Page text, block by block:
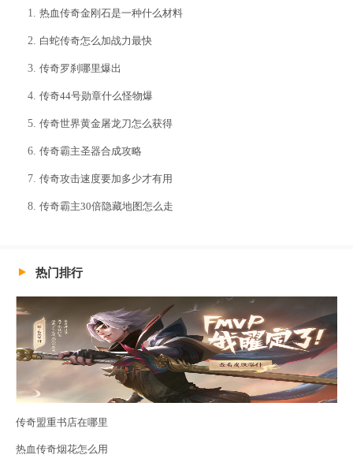
热血传奇金刚石是一种什么材料
白蛇传奇怎么加战力最快
传奇罗刹哪里爆出
传奇44号勋章什么怪物爆
传奇世界黄金屠龙刀怎么获得
传奇霸主圣器合成攻略
传奇攻击速度要加多少才有用
传奇霸主30倍隐藏地图怎么走
热门排行
传奇盟重书店在哪里
热血传奇烟花怎么用